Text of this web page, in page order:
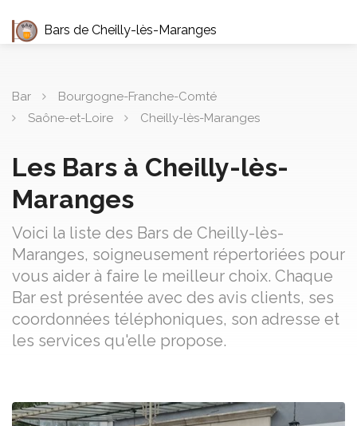
Bars de Cheilly-lès-Maranges
Bar
Bourgogne-Franche-Comté
Saône-et-Loire
Cheilly-lès-Maranges
Les Bars à Cheilly-lès-
Maranges
Voici la liste des Bars de Cheilly-lès-
Maranges, soigneusement répertoriées pour
vous aider à faire le meilleur choix. Chaque
Bar est présentée avec des avis clients, ses
coordonnées téléphoniques, son adresse et
les services qu'elle propose.